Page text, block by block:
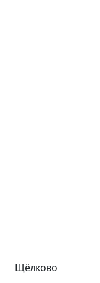
Щёлково